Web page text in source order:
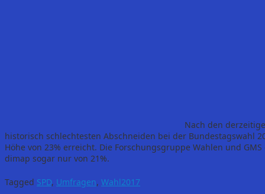
Nach den
historisch schlechtesten Abschneiden bei der Bundestagswahl
Höhe von 23% erreicht. Die Forschungsgruppe Wahlen und
dimap sogar nur von 21%.
Tagged SPD, Umfragen, Wahl2017